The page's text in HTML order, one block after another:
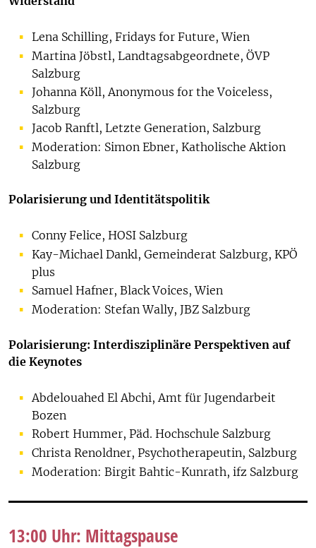
Lena Schilling, Fridays for Future, Wien
Martina Jöbstl, Landtagsabgeordnete, ÖVP
Salzburg
Johanna Köll, Anonymous for the Voiceless,
Salzburg
Jacob Ranftl, Letzte Generation, Salzburg
Moderation: Simon Ebner, Katholische Aktion
Salzburg
Polarisierung und Identitätspolitik
Conny Felice, HOSI Salzburg
Kay-Michael Dankl, Gemeinderat Salzburg, KPÖ
plus
Samuel Hafner, Black Voices, Wien
Moderation: Stefan Wally, JBZ Salzburg
Polarisierung: Interdisziplinäre Perspektiven auf
die Keynotes
Abdelouahed El Abchi, Amt für Jugendarbeit
Bozen
Robert Hummer, Päd. Hochschule Salzburg
Christa Renoldner, Psychotherapeutin, Salzburg
Moderation: Birgit Bahtic-Kunrath, ifz Salzburg
13:00 Uhr: Mittagspause